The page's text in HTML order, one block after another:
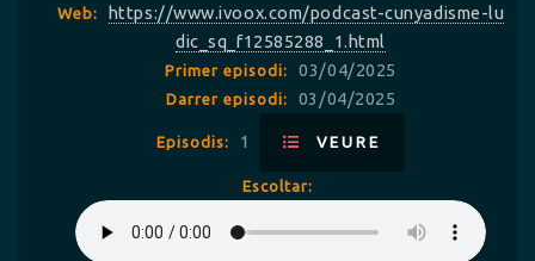
Web:
https://www.ivoox.com/podcast-cunyadisme-lu
dic_sq_f12585288_1.html
Primer episodi: 03/04/2025
Darrer episodi: 03/04/2025
Episodis: 1 VEURE
Escoltar: